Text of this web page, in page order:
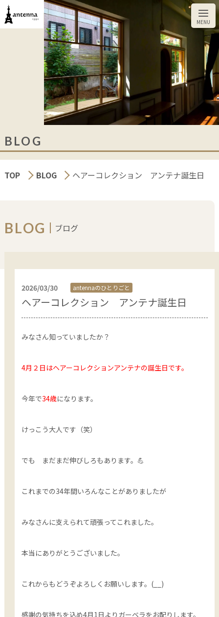
BLOG
TOP BLOG ヘアーコレクション アンテナ誕生日
BLOG ブログ
2026/03/30 antennaのひとりごと
ヘアーコレクション アンテナ誕生日
みなさん知っていましたか？
4月２日はヘアーコレクションアンテナの誕生日です。
今年で34歳になります。
けっこう大人です（笑）
でも まだまだ伸びしろもあります。💪
これまでの34年間いろんなことがありましたが
みなさんに支えられて頑張ってこれました。
本当にありがとうございました。
これからもどうぞよろしくお願いします。(__)
感謝の気持ちを込め4月1日よりガーベラをお配りします。